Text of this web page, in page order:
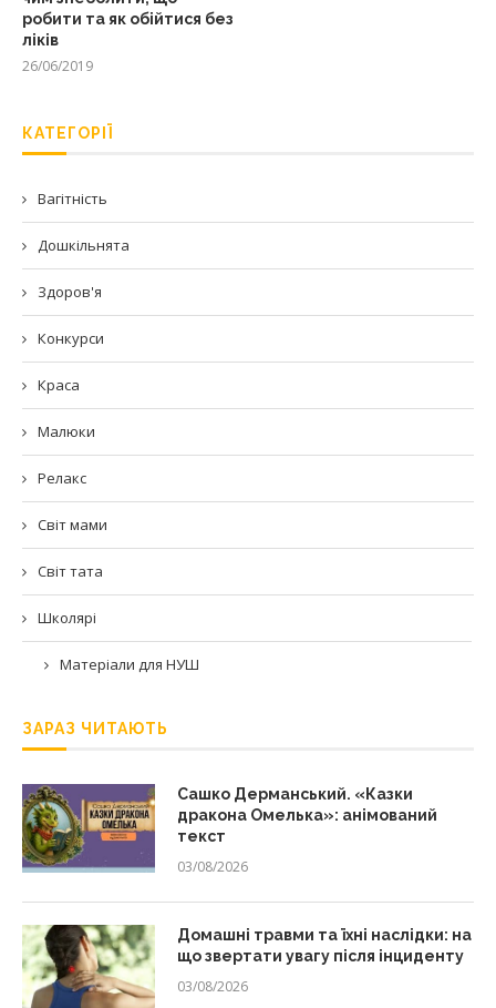
робити та як обійтися без
ліків
26/06/2019
КАТЕГОРІЇ
Вагітність
Дошкільнята
Здоров'я
Конкурси
Краса
Малюки
Релакс
Світ мами
Світ тата
Школярі
Матеріали для НУШ
ЗАРАЗ ЧИТАЮТЬ
Сашко Дерманський. «Казки
дракона Омелька»: анімований
текст
03/08/2026
Домашні травми та їхні наслідки: на
що звертати увагу після інциденту
03/08/2026